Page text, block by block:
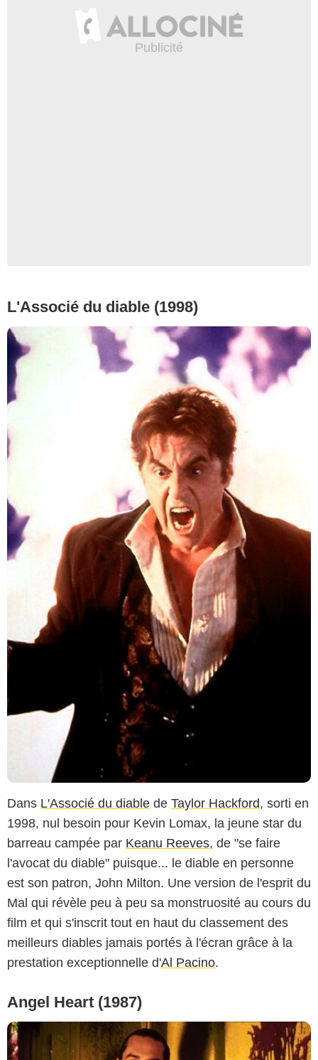
L'Associé du diable (1998)
Dans L'Associé du diable de Taylor Hackford, sorti en
1998, nul besoin pour Kevin Lomax, la jeune star du
barreau campée par Keanu Reeves, de "se faire
l'avocat du diable" puisque... le diable en personne
est son patron, John Milton. Une version de l'esprit du
Mal qui révèle peu à peu sa monstruosité au cours du
film et qui s'inscrit tout en haut du classement des
meilleurs diables jamais portés à l'écran grâce à la
prestation exceptionnelle d'Al Pacino.
Angel Heart (1987)